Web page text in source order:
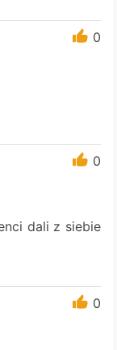
0
0
dali z siebie
0